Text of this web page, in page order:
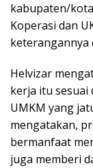
kabupaten/
Koperasi dan
keterangannya
Helvizar
kerja itu sesuai
UMKM yang
mengatakan,
bermanfaat
juga memberi